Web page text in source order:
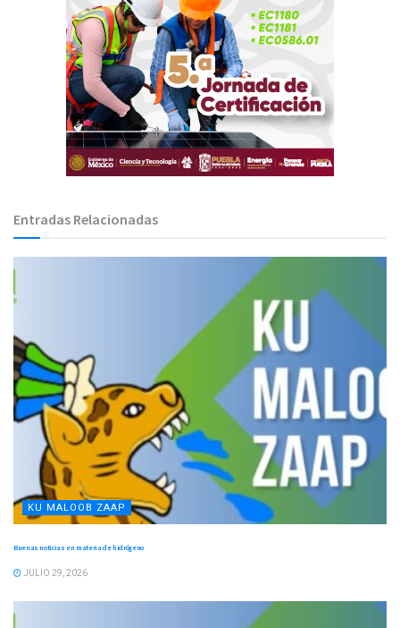
Entradas Relacionadas
KU MALOOB ZAAP
Buenas noticias en materia de hidrógeno
JULIO 29, 2026